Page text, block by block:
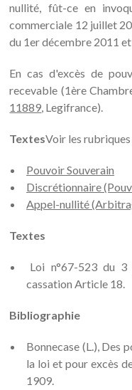
nullité, fût-ce en
commerciale 12 juillet
du 1er décembre 2011
En cas d'excès de
recevable (1ère
11889, Legifrance).
TextesVoir les rubriques
Pouvoir Souverain
Discrétionnaire
Appel-nullité
Textes
Loi n°67-523 du
cassation Article 18.
Bibliographie
Bonnecase (L.), Des
la loi et pour excès
1909.